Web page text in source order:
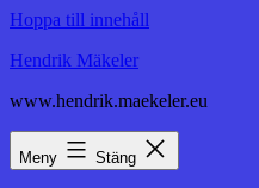
Hoppa till innehåll
Hendrik Mäkeler
www.hendrik.maekeler.eu
Meny Stäng